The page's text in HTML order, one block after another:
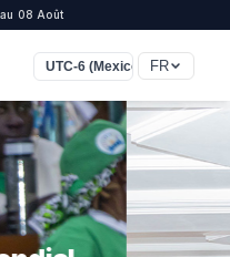
08 Août
UTC-6 (Mexico) FR